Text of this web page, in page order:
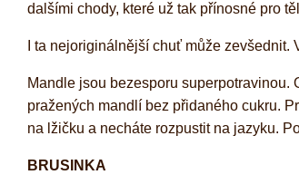
dalšími chody, které už tak přínosné pro
I ta nejoriginálnější chuť může
Mandle jsou bezesporu
pražených mandlí bez přidaného cukru.
na lžičku a necháte rozpustit na jazyku.
BRUSINKA